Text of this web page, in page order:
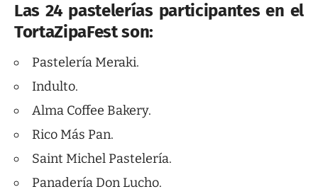
Las 24 pastelerías participantes en el
TortaZipaFest son:
Pastelería Meraki.
Indulto.
Alma Coffee Bakery.
Rico Más Pan.
Saint Michel Pastelería.
Panadería Don Lucho.